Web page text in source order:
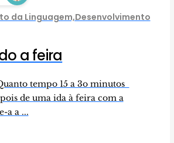
da Linguagem,Desenvolvimento
a feira
tempo 15 a 3o minutos
de uma ida à feira com a
a a ...